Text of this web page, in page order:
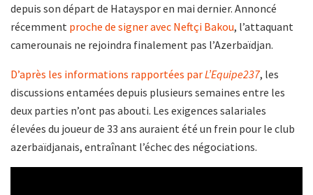
depuis son départ de Hatayspor en mai dernier. Annoncé
récemment proche de signer avec Neftçi Bakou, l’attaquant
camerounais ne rejoindra finalement pas l’Azerbaïdjan.
D’après les informations rapportées parL’Equipe237, les
discussions entamées depuis plusieurs semaines entre les
deux parties n’ont pas abouti. Les exigences salariales
élevées du joueur de 33 ans auraient été un frein pour le club
azerbaïdjanais, entraînant l’échec des négociations.